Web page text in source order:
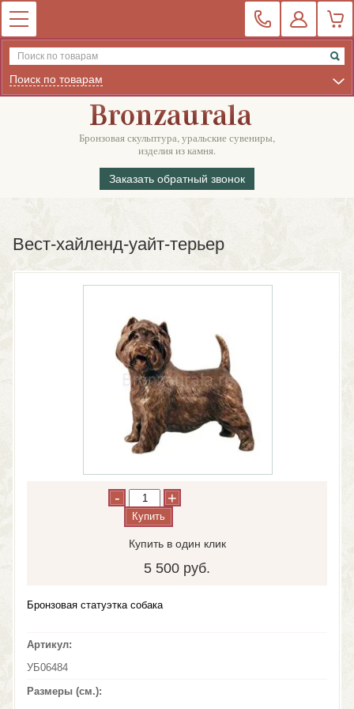
Поиск по товарам
Бронзовая скульптура, уральские сувениры,
изделия из камня.
Заказать обратный звонок
Вест-хайленд-уайт-терьер
- +
Купить
Купить в один клик
5 500 руб.
Бронзовая статуэтка собака
Артикул:
УБ06484
Размеры (см.):